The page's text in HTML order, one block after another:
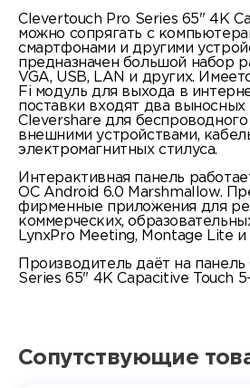
Clevertouch Pro Series 65" 4K
можно сопрягать с
смартфонами и другими
предназначен большой набор
VGA, USB, LAN и других.
Fi модуль для выхода в
поставки входят два выносных
Clevershare для
внешними устройствами,
электромагнитных стилуса.
Интерактивная панель
ОС Android 6.0 Marshmallow.
фирменные приложения для
коммерческих,
LynxPro Meeting, Montage Lite и
Производитель даёт на
Series 65" 4K Capacitive Touch
Сопутствующие